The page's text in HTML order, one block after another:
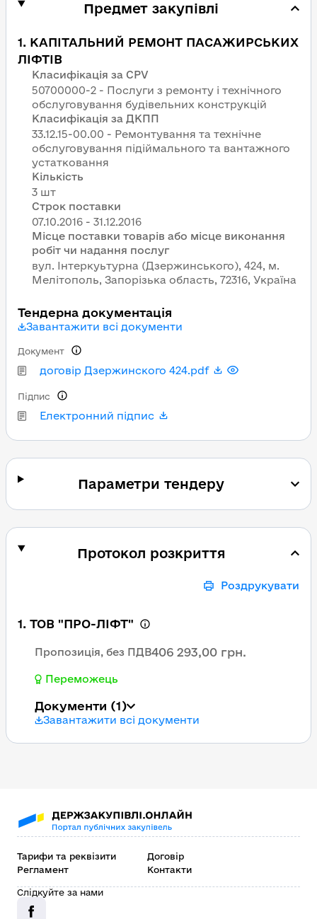
Предмет закупівлі
1. КАПІТАЛЬНИЙ РЕМОНТ ПАСАЖИРСЬКИХ
ЛІФТІВ
Класифікація за CPV
50700000-2 - Послуги з ремонту і технічного
обслуговування будівельних конструкцій
Класифікація за ДКПП
33.12.15-00.00 - Ремонтування та технічне
обслуговування підіймального та вантажного
устатковання
Кількість
3 шт
Строк поставки
Місце поставки товарів або місце виконання
робіт чи надання послуг
вул. Інтеркуьтурна (Дзержинського), 424, м.
Мелітополь, Запорізька область, 72316, Україна
Тендерна документація
Завантажити всі документи
договір Дзержинского 424.pdf
Документ
Електронний підпис
Підпис
Параметри тендеру
Протокол розкриття
Роздрукувати
1. ТОВ "ПРО-ЛІФТ"
Пропозиція, без ПДВ406 293,00 грн.
Переможець
Документи (1)
Завантажити всі документи
Тарифи та реквізити
Договір
Регламент
Контакти
Слідкуйте за нами